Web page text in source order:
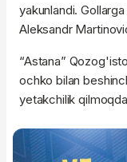
yakunlandi.
Aleksandr
“Astana”
ochko bilan
yetakchilik